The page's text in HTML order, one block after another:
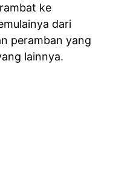
ke
dari
peramban yang
lainnya.